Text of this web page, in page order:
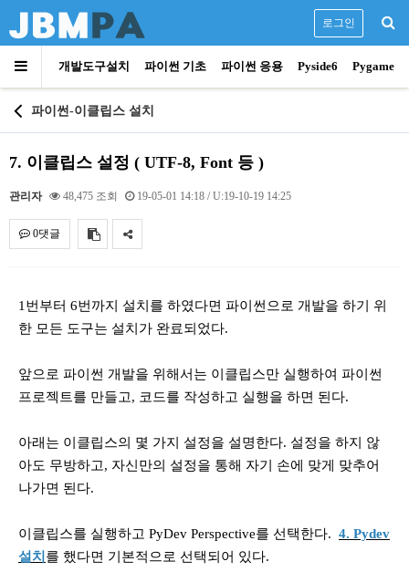
개발도구설치 파이썬 기초 파이썬 응용 Pyside6 Pygame
로그인
파이썬-이클립스 설치
7. 이클립스 설정 ( UTF-8, Font 등 )
관리자 48,475 조회 19-05-01 14:18 / U:19-10-19 14:25
0댓글
1번부터 6번까지 설치를 하였다면 파이썬으로 개발을 하기 위
한 모든 도구는 설치가 완료되었다.
앞으로 파이썬 개발을 위해서는 이클립스만 실행하여 파이썬
프로젝트를 만들고, 코드를 작성하고 실행을 하면 된다.
아래는 이클립스의 몇 가지 설정을 설명한다. 설정을 하지 않
아도 무방하고, 자신만의 설정을 통해 자기 손에 맞게 맞추어
나가면 된다.
이클립스를 실행하고 PyDev Perspective를 선택한다. 4. Pydev
설치 를 했다면 기본적으로 선택되어 있다.